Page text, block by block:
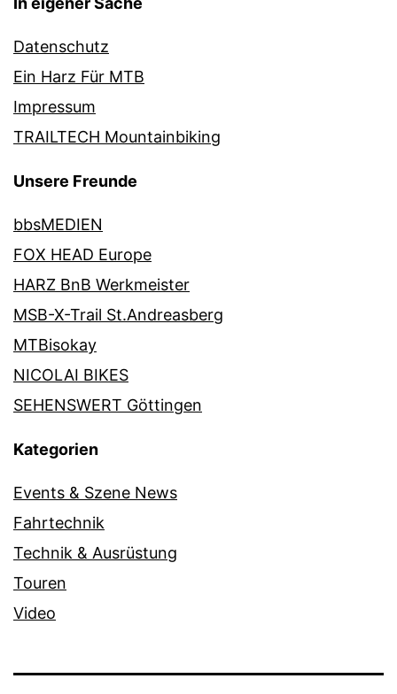
Datenschutz
Ein Harz Für MTB
Impressum
TRAILTECH Mountainbiking
Unsere Freunde
bbsMEDIEN
FOX HEAD Europe
HARZ BnB Werkmeister
MSB-X-Trail St.Andreasberg
MTBisokay
NICOLAI BIKES
SEHENSWERT Göttingen
Kategorien
Events & Szene News
Fahrtechnik
Technik & Ausrüstung
Touren
Video